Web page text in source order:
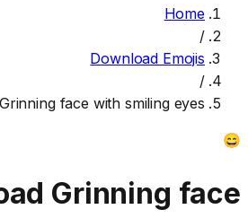
Home
/
Download Emojis
/
Grinning face with smiling eyes
😄
Grinning face